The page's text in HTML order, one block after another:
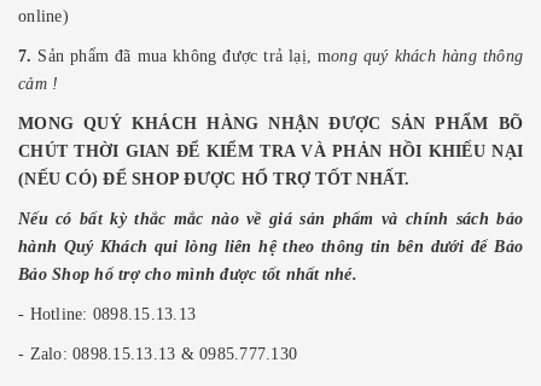
online)
7. Sản phẩm đã mua không được trả lạị, mong quý khách hàng thông
cảm !
MONG QUÝ KHÁCH HÀNG NHẬN ĐƯỢC SẢN PHẨM BÕ
CHÚT THỜI GIAN ĐỂ KIỂM TRA VÀ PHẢN HỒI KHIẾU NẠI
(NẾU CÓ) ĐỂ SHOP ĐƯỢC HỔ TRỢ TỐT NHẤT.
Nếu có bất kỳ thắc mắc nào về giá sản phẩm và chính sách bảo
hành Quý Khách qui lòng liên hệ theo thông tin bên dưới để Bảo
Bảo Shop hổ trợ cho mình được tốt nhất nhé.
- Hotline: 0898.15.13.13
- Zalo: 0898.15.13.13 & 0985.777.130